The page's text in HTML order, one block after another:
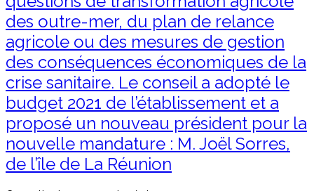
des outre-mer, du plan de relance
agricole ou des mesures de gestion
des conséquences économiques de la
crise sanitaire. Le conseil a adopté le
budget 2021 de l’établissement et a
proposé un nouveau président pour la
nouvelle mandature : M. Joël Sorres,
de l’île de La Réunion